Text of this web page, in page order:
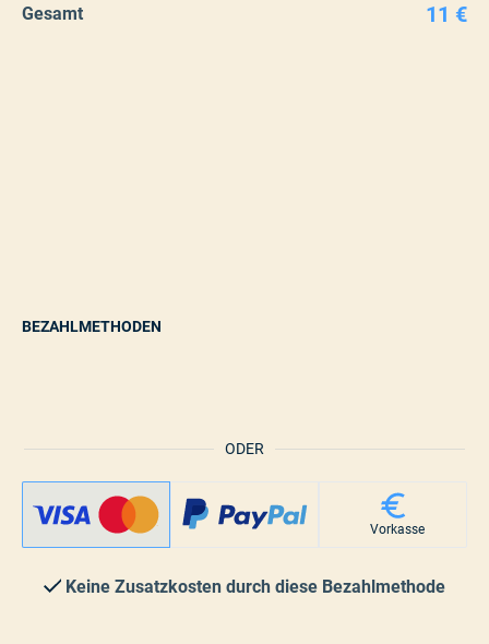
Gesamt 11 €
ODER
BEZAHLMETHODEN
Vorkasse
Keine Zusatzkosten durch diese Bezahlmethode